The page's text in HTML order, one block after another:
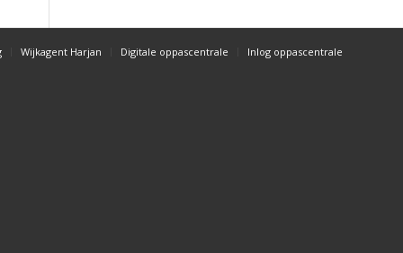
Wijkagent Harjan Digitale oppascentrale Inlog oppascentrale